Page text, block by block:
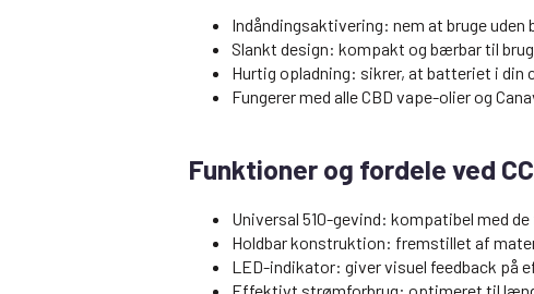
Indåndingsaktivering: nem at bruge uden
Slankt design: kompakt og bærbar til
Hurtig opladning: sikrer, at batteriet i din
Fungerer med alle CBD vape-olier og
Funktioner og fordele ved
Universal 510-gevind: kompatibel med
Holdbar konstruktion: fremstillet af
LED-indikator: giver visuel feedback på